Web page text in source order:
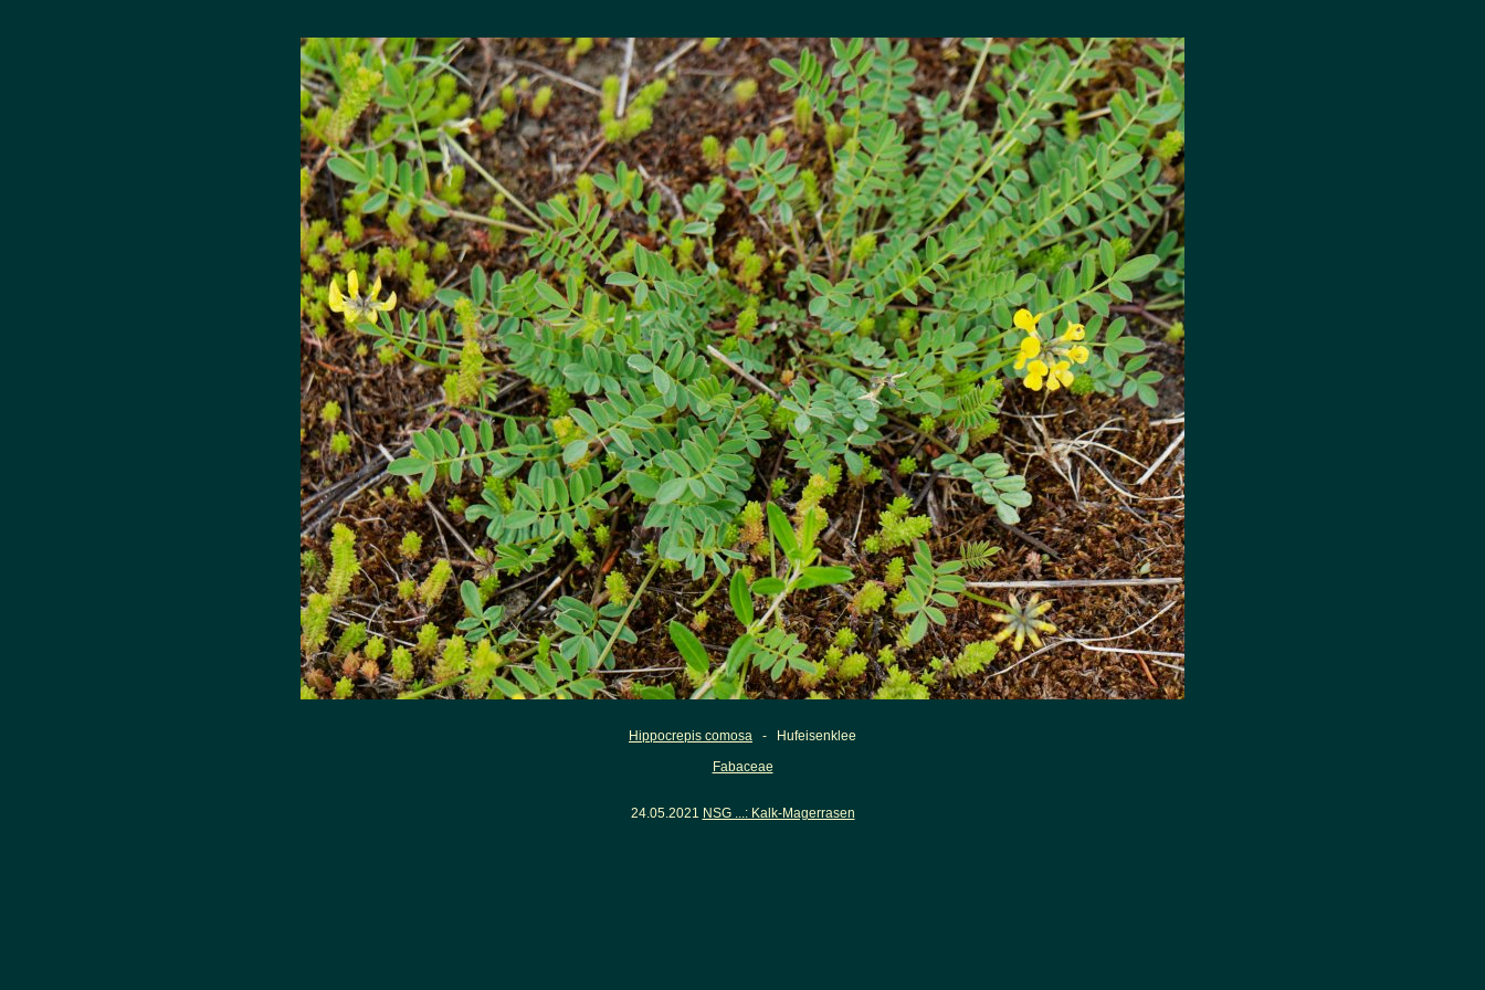
Hippocrepis comosa - Hufeisenklee
Fabaceae
24.05.2021 NSG ...: Kalk-Magerrasen